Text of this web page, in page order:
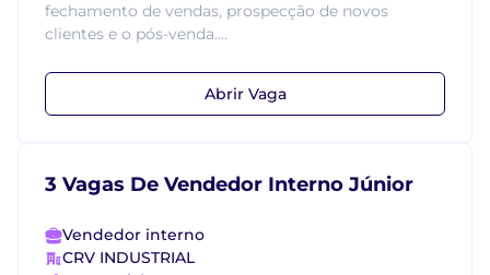
fechamento de vendas, prospecção de novos
clientes e o pós-venda....
Abrir Vaga
3 Vagas De Vendedor Interno Júnior
Vendedor interno
CRV INDUSTRIAL